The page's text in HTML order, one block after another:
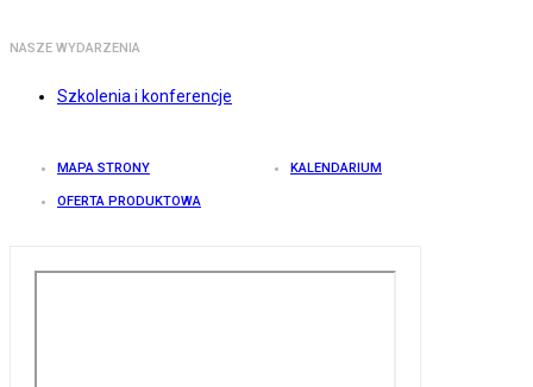
NASZE WYDARZENIA
Szkolenia i konferencje
MAPA STRONY KALENDARIUM
OFERTA PRODUKTOWA